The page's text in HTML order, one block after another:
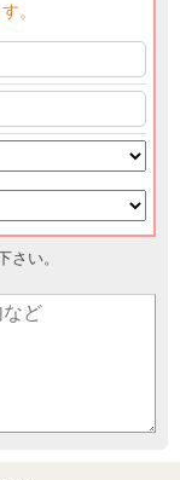
。
さい。